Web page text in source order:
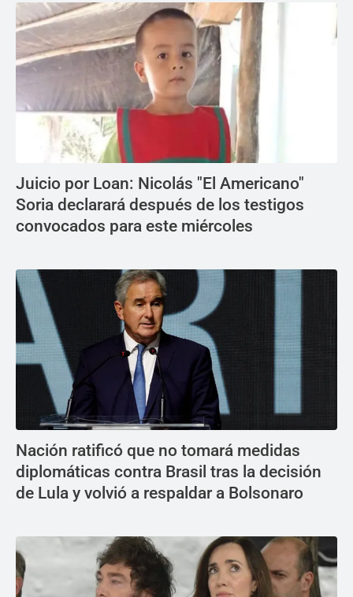
Juicio por Loan: Nicolás "El Americano"
Soria declarará después de los testigos
convocados para este miércoles
Nación ratificó que no tomará medidas
diplomáticas contra Brasil tras la decisión
de Lula y volvió a respaldar a Bolsonaro